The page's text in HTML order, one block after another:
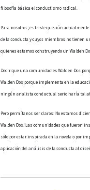
filosofía básica el conductismo radical.
Para nosotros, es triste que aún
de la conducta y cuyos miembros no tienen
quienes estamos construyendo un Walden
Decir que una comunidad es Walden Dos
Walden Dos porque implementa en la
ningún analista conductual serio haría tal
Pero permítanos ser claros: No estamos
Walden Dos. Las comunidades que fueron
sólo por estar inspirada en la novela o por
aplicación del análisis de la conducta al